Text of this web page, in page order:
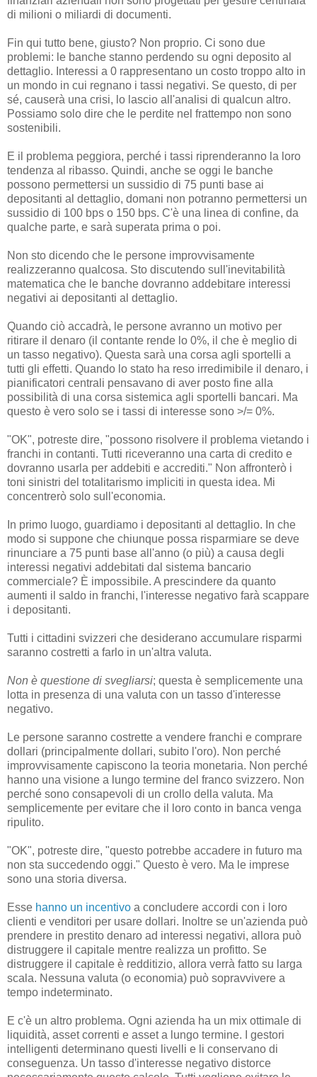
di milioni o miliardi di documenti.
Fin qui tutto bene, giusto? Non proprio. Ci sono due
problemi: le banche stanno perdendo su ogni deposito al
dettaglio. Interessi a 0 rappresentano un costo troppo alto in
un mondo in cui regnano i tassi negativi. Se questo, di per
sé, causerà una crisi, lo lascio all'analisi di qualcun altro.
Possiamo solo dire che le perdite nel frattempo non sono
sostenibili.
E il problema peggiora, perché i tassi riprenderanno la loro
tendenza al ribasso. Quindi, anche se oggi le banche
possono permettersi un sussidio di 75 punti base ai
depositanti al dettaglio, domani non potranno permettersi un
sussidio di 100 bps o 150 bps. C'è una linea di confine, da
qualche parte, e sarà superata prima o poi.
Non sto dicendo che le persone improvvisamente
realizzeranno qualcosa. Sto discutendo sull'inevitabilità
matematica che le banche dovranno addebitare interessi
negativi ai depositanti al dettaglio.
Quando ciò accadrà, le persone avranno un motivo per
ritirare il denaro (il contante rende lo 0%, il che è meglio di
un tasso negativo). Questa sarà una corsa agli sportelli a
tutti gli effetti. Quando lo stato ha reso irredimibile il denaro, i
pianificatori centrali pensavano di aver posto fine alla
possibilità di una corsa sistemica agli sportelli bancari. Ma
questo è vero solo se i tassi di interesse sono >/= 0%.
"OK", potreste dire, "possono risolvere il problema vietando i
franchi in contanti. Tutti riceveranno una carta di credito e
dovranno usarla per addebiti e accrediti." Non affronterò i
toni sinistri del totalitarismo impliciti in questa idea. Mi
concentrerò solo sull'economia.
In primo luogo, guardiamo i depositanti al dettaglio. In che
modo si suppone che chiunque possa risparmiare se deve
rinunciare a 75 punti base all'anno (o più) a causa degli
interessi negativi addebitati dal sistema bancario
commerciale? È impossibile. A prescindere da quanto
aumenti il ​​saldo in franchi, l'interesse negativo farà scappare
i depositanti.
Tutti i cittadini svizzeri che desiderano accumulare risparmi
saranno costretti a farlo in un'altra valuta.
Non è questione di svegliarsi; questa è semplicemente una
lotta in presenza di una valuta con un tasso d'interesse
negativo.
Le persone saranno costrette a vendere franchi e comprare
dollari (principalmente dollari, subito l'oro). Non perché
improvvisamente capiscono la teoria monetaria. Non perché
hanno una visione a lungo termine del franco svizzero. Non
perché sono consapevoli di un crollo della valuta. Ma
semplicemente per evitare che il loro conto in banca venga
ripulito.
"OK", potreste dire, "questo potrebbe accadere in futuro ma
non sta succedendo oggi." Questo è vero. Ma le imprese
sono una storia diversa.
Esse hanno un incentivo a concludere accordi con i loro
clienti e venditori per usare dollari. Inoltre se un'azienda può
prendere in prestito denaro ad interessi negativi, allora può
distruggere il capitale mentre realizza un profitto. Se
distruggere il capitale è redditizio, allora verrà fatto su larga
scala. Nessuna valuta (o economia) può sopravvivere a
tempo indeterminato.
E c'è un altro problema. Ogni azienda ha un mix ottimale di
liquidità, asset correnti e asset a lungo termine. I gestori
intelligenti determinano questi livelli e li conservano di
conseguenza. Un tasso d'interesse negativo distorce